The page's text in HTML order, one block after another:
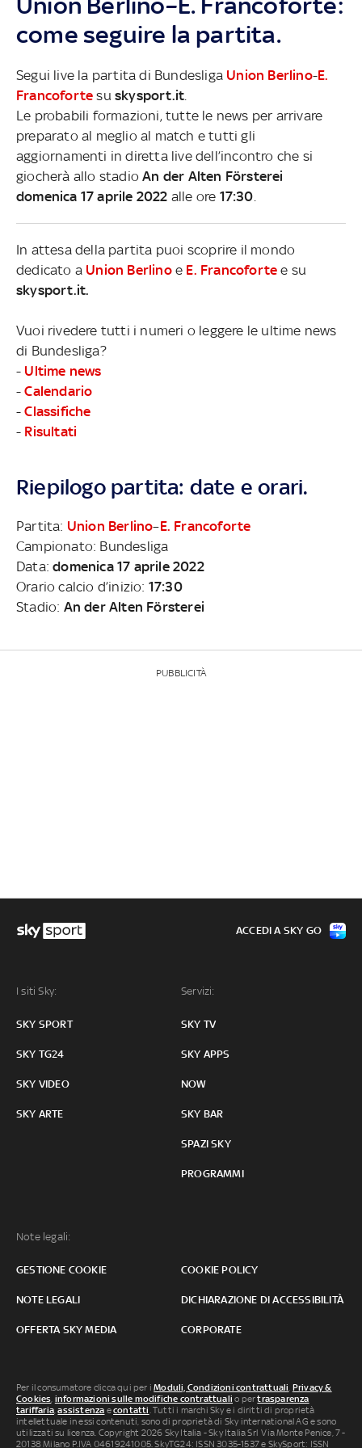
come seguire la partita.
Segui live la partita di Bundesliga Union Berlino-E.
Francoforte suskysport.it
Le probabili formazioni, tutte le news per arrivare
preparato al meglio al match e tutti gli
aggiornamenti in diretta live dell’incontro che si
giocherà allo stadioAn der Alten Försterei
domenica 17 aprile 2022 alle ore 17:30
In attesa della partita puoi scoprire il mondo
dedicato a Union Berlinoe E. Francoforte e su
skysport.it.
Vuoi rivedere tutti i numeri o leggere le ultime news
di Bundesliga?
- Ultime news
-Calendario
-Classifiche
- Risultati
Riepilogo partita: date e orari.
Partita: Union Berlino–E. Francoforte
Campionato: Bundesliga
Data:domenica 17 aprile 2022
Orario calcio d’inizio: 17:30
Stadio: An der Alten Försterei
PUBBLICITÀ
I siti Sky:
SKY SPORT
SKY TG24
SKY VIDEO
SKY ARTE
Servizi:
SKY TV
SKY APPS
NOW
SKY BAR
SPAZI SKY
PROGRAMMI
Note legali:
GESTIONE COOKIE COOKIE POLICY
NOTE LEGALI DICHIARAZIONE DI ACCESSIBILITÀ
OFFERTA SKY MEDIA CORPORATE
ACCEDI A SKY GO
Per il consumatore clicca qui per iModuli, Condizioni contrattuali Privacy &
Cookies informazioni sulle modifiche contrattuali o pertrasparenza
tariffaria ,assistenza econtatti . Tutti i marchi Sky e i diritti di proprietà
intellettuale in essi contenuti, sono di proprietà di Sky international AG e sono
utilizzati su licenza. Copyright 2026 Sky Italia - Sky Italia Srl Via Monte Penice, 7 -
20138 Milano P.IVA 04619241005. SkyTG24: ISSN 3035-1537 e SkySport: ISSN